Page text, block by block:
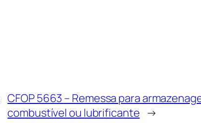
CFOP 5663 – Remessa para
combustível ou lubrificante →